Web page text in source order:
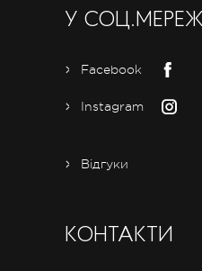
У
Facebook
Instagram
Відгуки
КОНТАКТИ